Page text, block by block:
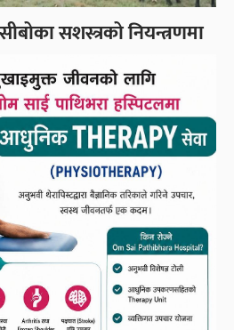
सशस्त्रको नियन्त्रणमा